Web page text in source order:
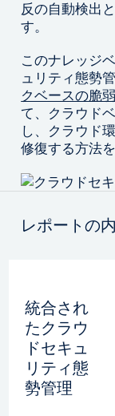
反の自動検出
す。
このナレッジ
ュリティ態勢
クベースの脆
て、クラウド
し、クラウド
修復する方法
レポートの
統合され
たクラウ
ドセキュ
リティ態
勢管理